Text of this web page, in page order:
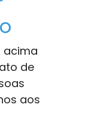
acima
de
aos